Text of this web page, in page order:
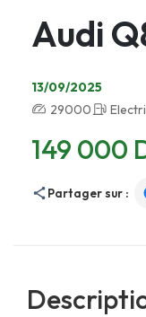
Audi
13/09/2025
29000
149 000
Partager sur :